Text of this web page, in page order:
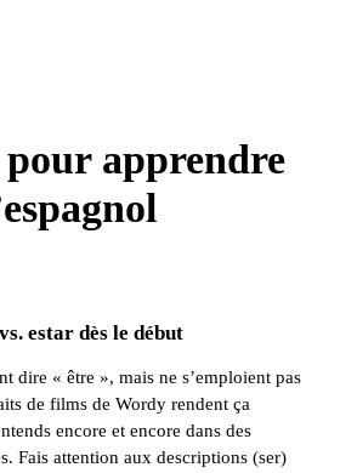
pour apprendre
estar dès le début
dire « être », mais ne s’emploient pas
de films de Wordy rendent ça
encore et encore dans des
Fais attention aux descriptions (ser)